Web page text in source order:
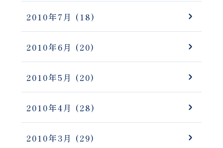
2010年7月 (18)
2010年6月 (20)
2010年5月 (20)
2010年4月 (28)
2010年3月 (29)